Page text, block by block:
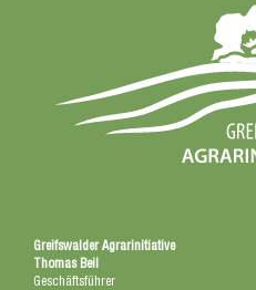
Greifswalder Agrarinitiative
Thomas Beil
Geschäftsführer